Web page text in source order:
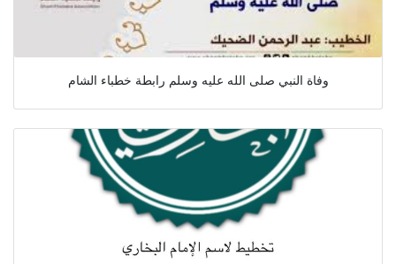
وفاة النبي صلى الله عليه وسلم رابطة خطباء الشام